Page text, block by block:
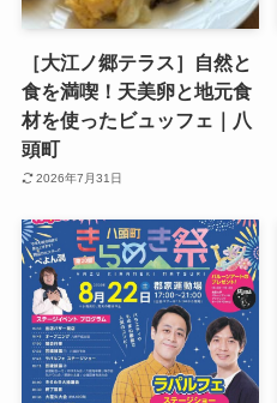
［大江ノ郷テラス］自然と
食を満喫！天美卵と地元食
材を使ったビュッフェ｜八
頭町
2026年7月31日